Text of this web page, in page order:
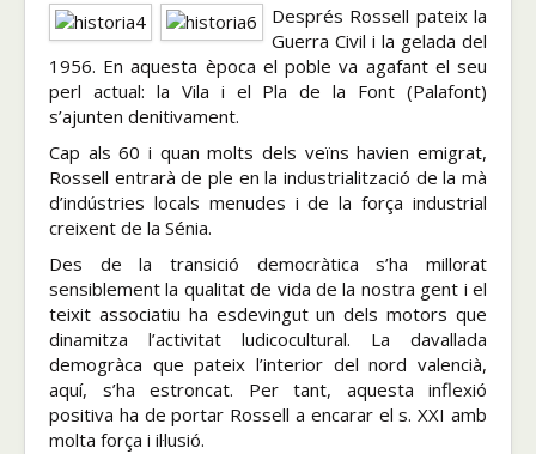
Després Rossell pateix la
Guerra Civil i la gelada del
1956. En aquesta època el poble va agafant el seu
perfil actual: la Vila i el Pla de la Font (Palafont)
s’ajunten definitivament.
Cap als 60 i quan molts dels veïns havien emigrat,
Rossell entrarà de ple en la industrialització de la mà
d’indústries locals menudes i de la força industrial
creixent de la Sénia.
Des de la transició democràtica s’ha millorat
sensiblement la qualitat de vida de la nostra gent i el
teixit associatiu ha esdevingut un dels motors que
dinamitza l’activitat ludicocultural. La davallada
demogràfica que pateix l’interior del nord valencià,
aquí, s’ha estroncat. Per tant, aquesta inflexió
positiva ha de portar Rossell a encarar el s. XXI amb
molta força i il·lusió.